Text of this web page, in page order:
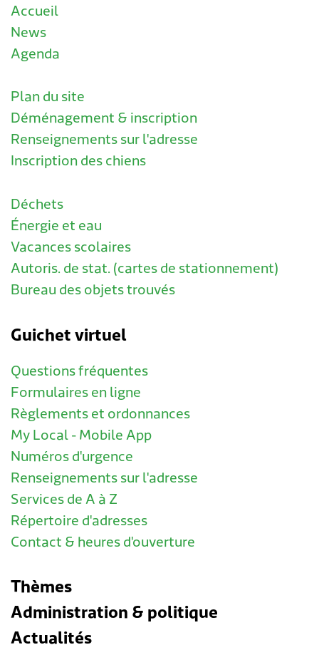
Accueil
News
Agenda
Plan du site
Déménagement & inscription
Renseignements sur l'adresse
Inscription des chiens
Déchets
Énergie et eau
Vacances scolaires
Autoris. de stat. (cartes de stationnement)
Bureau des objets trouvés
Guichet virtuel
Questions fréquentes
Formulaires en ligne
Règlements et ordonnances
My Local - Mobile App
Numéros d'urgence
Renseignements sur l'adresse
Services de A à Z
Répertoire d'adresses
Contact & heures d'ouverture
Thèmes
Administration & politique
Actualités